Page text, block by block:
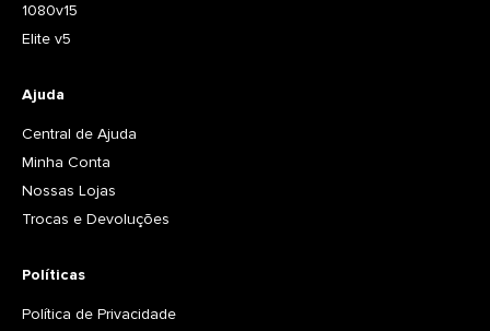
1080v15
Elite v5
Ajuda
Central de Ajuda
Minha Conta
Nossas Lojas
Trocas e Devoluções
Políticas
Política de Privacidade